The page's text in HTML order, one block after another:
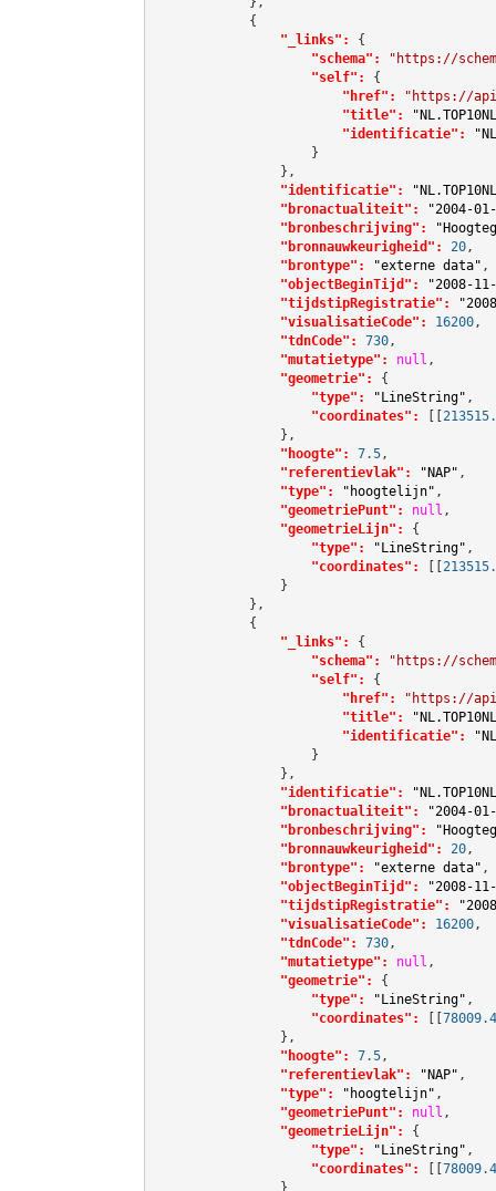
            {
"_links":
{
"schema":
"https://
"self":
{
"href":
"https://
"title":
"identificatie":
                    }
                },
"identificatie":
"bronactualiteit":
"2004-
"bronbeschrijving":
"bronnauwkeurigheid":
20,
"brontype":
"externe data" ,
"objectBeginTijd":
"2008-
"tijdstipRegistratie":
"visualisatieCode":
16200,
"tdnCode":
730,
"mutatietype":
null ,
"geometrie":
{
"type":
"LineString" ,
"coordinates":
[[
                },
"hoogte":
7.5,
"referentievlak":
"NAP" ,
"type":
"hoogtelijn" ,
"geometriePunt":
null ,
"geometrieLijn":
{
"type":
"LineString" ,
"coordinates":
[[
                }
            },
            {
"_links":
{
"schema":
"https://
"self":
{
"href":
"https://
"title":
"identificatie":
                    }
                },
"identificatie":
"bronactualiteit":
"2004-
"bronbeschrijving":
"bronnauwkeurigheid":
20,
"brontype":
"externe data" ,
"objectBeginTijd":
"2008-
"tijdstipRegistratie":
"visualisatieCode":
16200,
"tdnCode":
730,
"mutatietype":
null ,
"geometrie":
{
"type":
"LineString" ,
"coordinates":
[[
                },
"hoogte":
7.5,
"referentievlak":
"NAP" ,
"type":
"hoogtelijn" ,
"geometriePunt":
null ,
"geometrieLijn":
{
"type":
"LineString" ,
"coordinates":
[[
                }